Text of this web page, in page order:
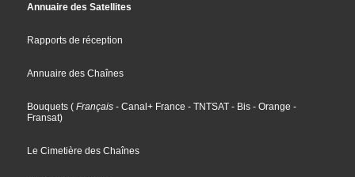
Annuaire des Satellites
Rapports de réception
Annuaire des Chaînes
Bouquets ( Français - Canal+ France - TNTSAT - Bis - Orange -
Fransat)
Le Cimetière des Chaînes